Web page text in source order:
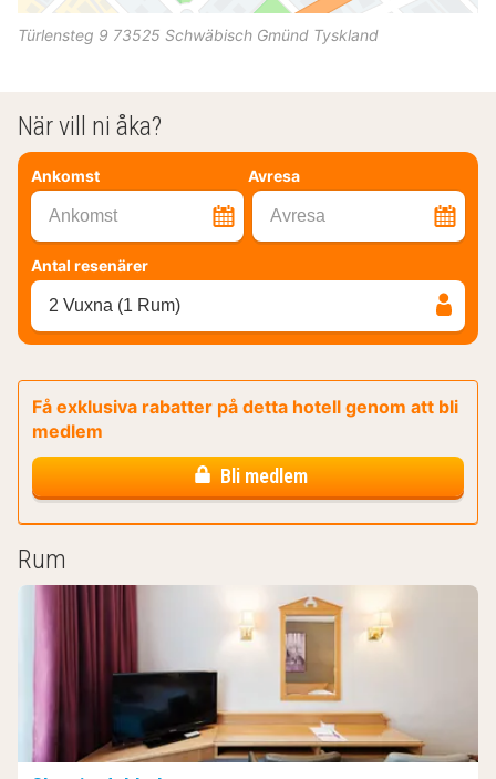
Türlensteg 9 73525 Schwäbisch Gmünd Tyskland
När vill ni åka?
Ankomst Avresa
Ankomst Avresa
Antal resenärer
2 Vuxna (1 Rum)
Få exklusiva rabatter på detta hotell genom att bli
medlem
Bli medlem
Rum